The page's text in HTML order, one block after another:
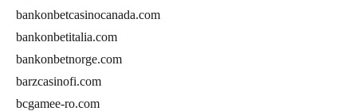
bankonbetcasinocanada.com
bankonbetitalia.com
bankonbetnorge.com
barzcasinofi.com
bcgamee-ro.com